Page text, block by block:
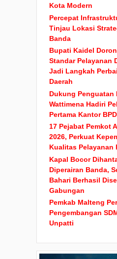
Kota Modern
Percepat
Tinjau Lokasi
Banda
Bupati Kaidel
Standar Pelayanan
Jadi Langkah
Daerah
Dukung Penguatan
Wattimena Hadiri
Pertama Kantor
17 Pejabat Pemkot
2026, Perkuat
Kualitas Pelayanan
Kapal Bocor
Diperairan Banda,
Bahari Berhasil
Gabungan
Pemkab Malteng
Pengembangan
Unpatti